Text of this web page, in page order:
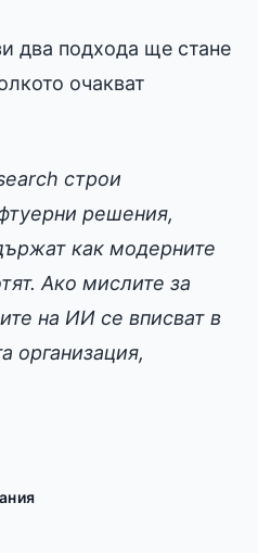
два подхода ще стане
очакват
строи
решения,
как модерните
Ако мислите за
на ИИ се вписват в
организация,